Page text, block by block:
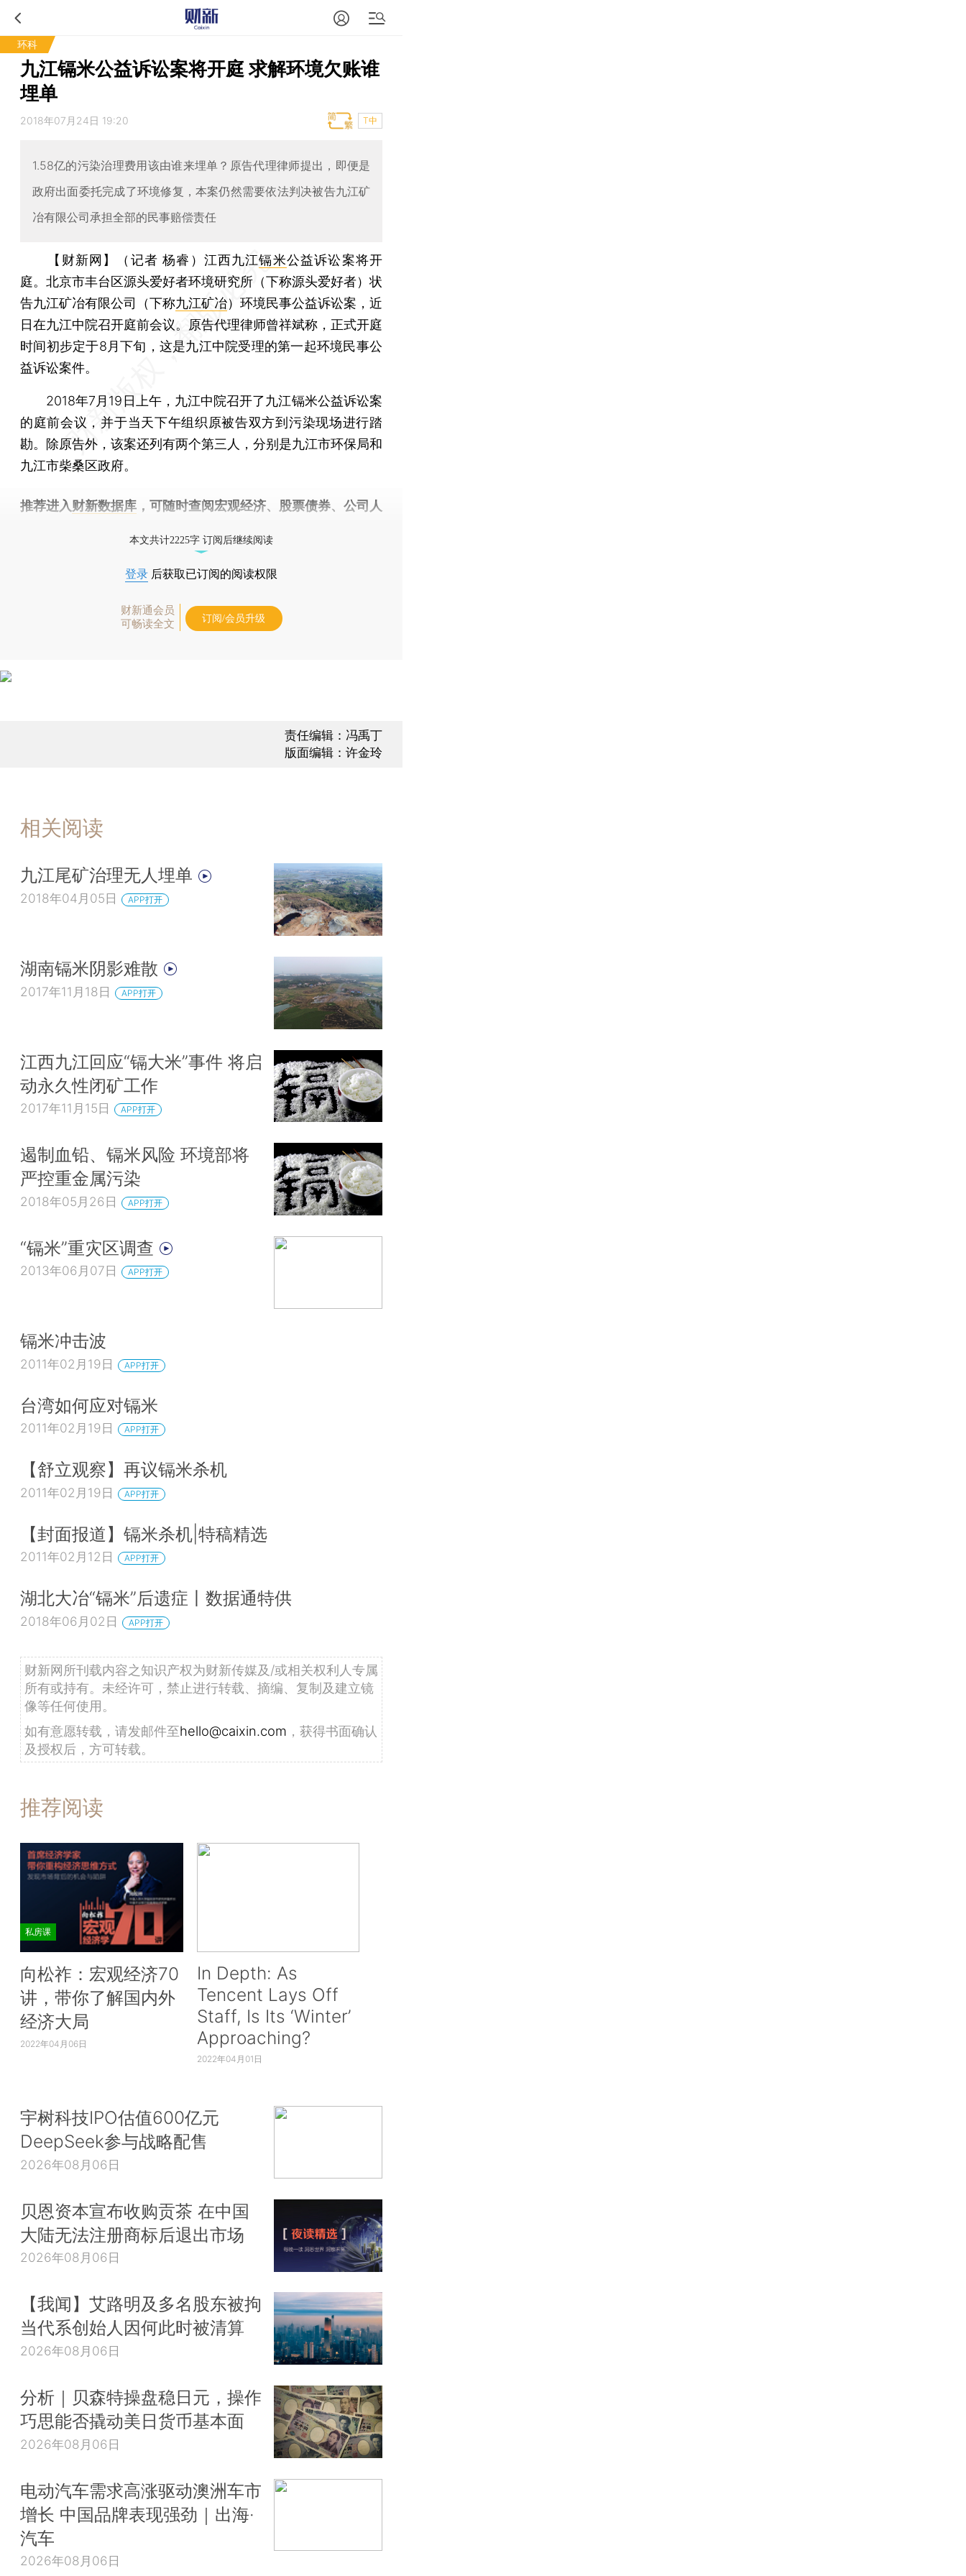
环科
九江镉米公益诉讼案将开庭 求解环境欠账谁
埋单
2018年07月24日 19:20 T中
1.58亿的污染治理费用该由谁来埋单？原告代理律师提出，即便是
政府出面委托完成了环境修复，本案仍然需要依法判决被告九江矿
冶有限公司承担全部的民事赔偿责任
【财新网】（记者 杨睿） 江西九江镉米公益诉讼案将开
庭。北京市丰台区源头爱好者环境研究所（下称源头爱好者）状
告九江矿冶有限公司（下称九江矿冶）环境民事公益诉讼案，近
日在九江中院召开庭前会议。原告代理律师曾祥斌称，正式开庭
时间初步定于8月下旬，这是九江中院受理的第一起环境民事公
益诉讼案件。
2018年7月19日上午，九江中院召开了九江镉米公益诉讼案
的庭前会议，并于当天下午组织原被告双方到污染现场进行踏
勘。除原告外，该案还列有两个第三人，分别是九江市环保局和
九江市柴桑区政府。
推荐进入财新数据库 ，可随时查阅宏观经济、股票债券、公司人
本文共计2225字 订阅后继续阅读
登录 后获取已订阅的阅读权限
财新通会员
可畅读全文
订阅/会员升级
责任编辑：冯禹丁
版面编辑：许金玲
相关阅读
九江尾矿治理无人埋单
2018年04月05日 APP打开
湖南镉米阴影难散
2017年11月18日 APP打开
江西九江回应“镉大米”事件 将启
动永久性闭矿工作
2017年11月15日 APP打开
遏制血铅、镉米风险 环境部将
严控重金属污染
2018年05月26日 APP打开
“镉米”重灾区调查
2013年06月07日 APP打开
镉米冲击波
2011年02月19日 APP打开
台湾如何应对镉米
2011年02月19日 APP打开
【舒立观察】再议镉米杀机
2011年02月19日 APP打开
【封面报道】镉米杀机|特稿精选
2011年02月12日 APP打开
湖北大冶“镉米”后遗症丨数据通特供
2018年06月02日 APP打开
财新网所刊载内容之知识产权为财新传媒及/或相关权利人专属
所有或持有。未经许可，禁止进行转载、摘编、复制及建立镜
像等任何使用。
如有意愿转载，请发邮件至hello@caixin.com ，获得书面确认
及授权后，方可转载。
推荐阅读
私房课
向松祚：宏观经济70
讲，带你了解国内外
经济大局
2022年04月06日
In Depth: As
Tencent Lays Off
Staff, Is Its ‘Winter’
Approaching?
2022年04月01日
宇树科技IPO估值600亿元
DeepSeek参与战略配售
2026年08月06日
贝恩资本宣布收购贡茶 在中国
大陆无法注册商标后退出市场
2026年08月06日
【我闻】艾路明及多名股东被拘
当代系创始人因何此时被清算
2026年08月06日
分析｜贝森特操盘稳日元，操作
巧思能否撬动美日货币基本面
2026年08月06日
电动汽车需求高涨驱动澳洲车市
增长 中国品牌表现强劲｜出海·
汽车
2026年08月06日